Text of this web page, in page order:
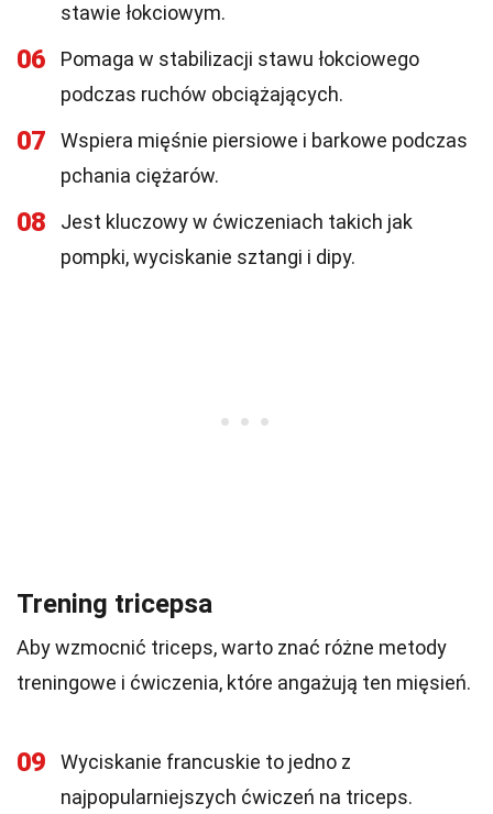
stawie łokciowym.
06
Pomaga w stabilizacji stawu łokciowego
podczas ruchów obciążających.
07
Wspiera mięśnie piersiowe i barkowe podczas
pchania ciężarów.
08
Jest kluczowy w ćwiczeniach takich jak
pompki, wyciskanie sztangi i dipy.
Trening tricepsa
Aby wzmocnić triceps, warto znać różne metody
treningowe i ćwiczenia, które angażują ten mięsień.
09
Wyciskanie francuskie to jedno z
najpopularniejszych ćwiczeń na triceps.